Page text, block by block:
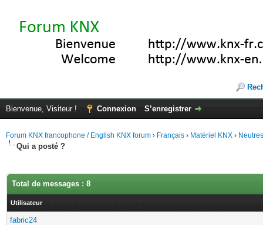
Bienvenue, Visiteur ! Connexion S’enregistrer
Forum KNX francophone / English KNX forum › Français › Matériel KNX ›
Qui a posté ?
Total de messages : 8
Utilisateur
fabric24